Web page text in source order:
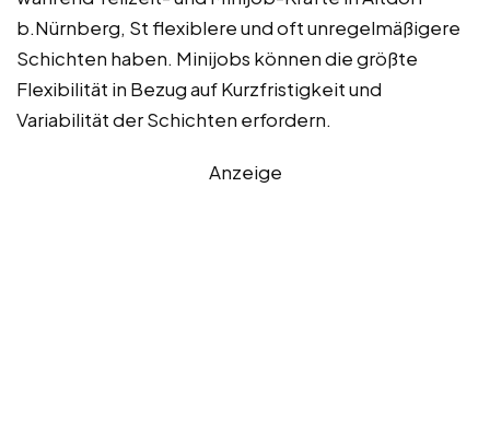
b.Nürnberg, St flexiblere und oft unregelmäßigere
Schichten haben. Minijobs können die größte
Flexibilität in Bezug auf Kurzfristigkeit und
Variabilität der Schichten erfordern.
Anzeige